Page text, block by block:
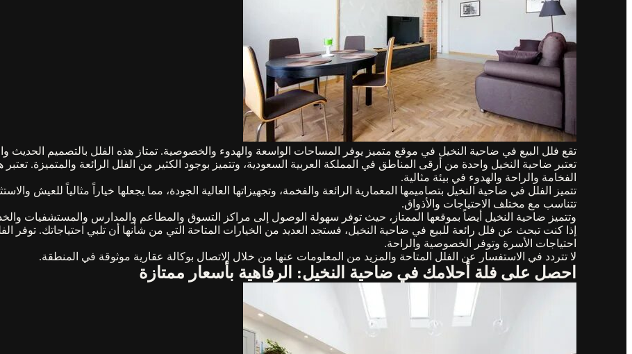
تقع فلل البيع في ضاحية النخيل في موقع متميز يوفر المساحات الواسعة والهدوء والخصوصية. تمتاز هذه الفلل بالتصميم الحديث
تعتبر ضاحية النخيل واحدة من أرقى المناطق في المملكة العربية السعودية، وتتميز بوجود الكثير من الفلل الرائعة والمتميزة.
الفخامة والراحة والهدوء في بيئة مثالية.
تتميز الفلل في ضاحية النخيل بتصاميمها المعمارية الرائعة والفخمة، وتجهيزاتها العالية الجودة، مما يجعلها خياراً مثالياً للعيش
تتناسب مع مختلف الاحتياجات والأذواق.
وتتميز ضاحية النخيل أيضاً بموقعها الممتاز، حيث توفر سهولة الوصول إلى مراكز التسوق والمطاعم والمدارس والمستشفيات
إذا كنت تبحث عن فلل رائعة للبيع في ضاحية النخيل، فستجد العديد من الخيارات المتاحة التي من شأنها أن تلبي احتياجاتك. توفر
احتياجات الأسرة وتوفر الخصوصية والراحة.
لا تتردد في الاستفسار عن الفلل المتاحة والمزيد من المعلومات عنها من خلال الاتصال بوكالة عقارية موثوقة في المنطقة.
احصل على فلة أحلامك في ضاحية النخيل: الرفاهية بأسعار ممتازة